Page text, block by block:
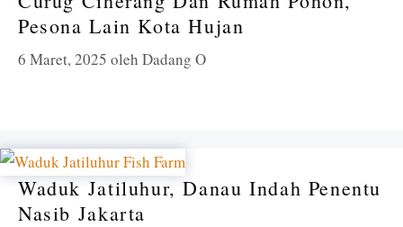
Pesona Lain Kota Hujan
6 Maret, 2025 oleh Dadang O
Waduk Jatiluhur, Danau Indah Penentu
Nasib Jakarta